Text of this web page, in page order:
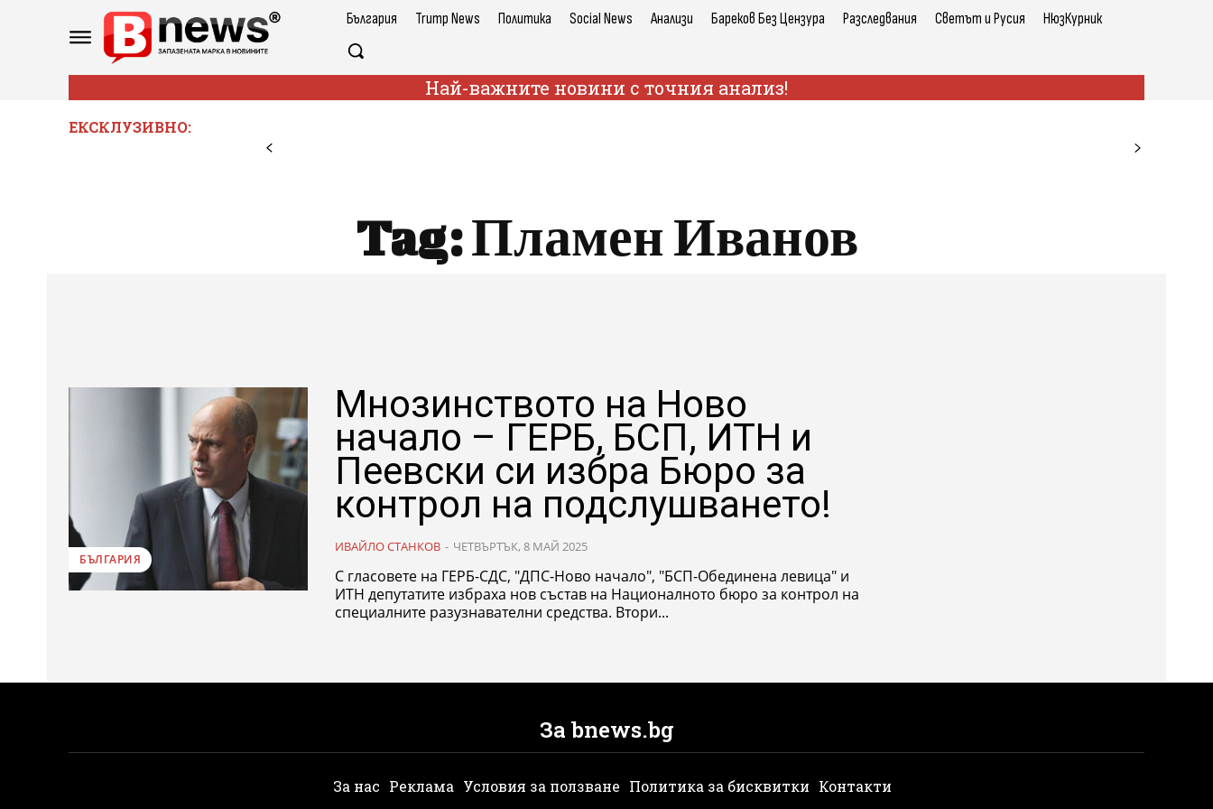
България Trump News Политика Social News Анализи Бареков Без Цензура Разследвания Светът и Русия НюзКурник
Най-важните новини с точния анализ!
ЕКСКЛУЗИВНО:
Tag:Пламен Иванов
БЪЛГАРИЯ
Мнозинството на Ново
начало – ГЕРБ, БСП, ИТН и
Пеевски си избра Бюро за
контрол на подслушването!
ИВАЙЛО СТАНКОВ - ЧЕТВЪРТЪК, 8 МАЙ 2025
С гласовете на ГЕРБ-СДС, "ДПС-Ново начало", "БСП-Обединена левица" и
ИТН депутатите избраха нов състав на Националното бюро за контрол на
специалните разузнавателни средства. Втори...
За bnews.bg
За нас Реклама Условия за ползване Политика за бисквитки Контакти